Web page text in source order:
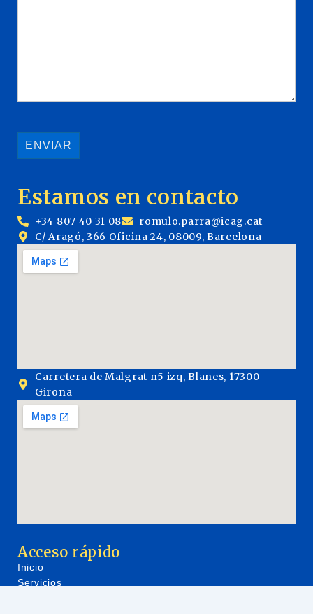
Estamos en contacto
+34 807 40 31 08
romulo.parra@icag.cat
C/ Aragó, 366 Oficina 24, 08009, Barcelona
Carretera de Malgrat n5 izq, Blanes, 17300
Girona
Acceso rápido
Inicio
Servicios